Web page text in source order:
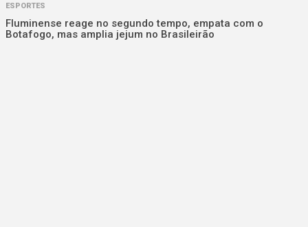
ESPORTES
Fluminense reage no segundo tempo, empata com o
Botafogo, mas amplia jejum no Brasileirão